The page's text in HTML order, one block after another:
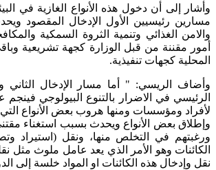
وأشار إلى أن دخول هذه الأنواع الغازية في
مسارين رئيسيين الأول الإدخال المقصود
والامن الغذائي وتنمية الثروة السمكية
أمور مقننة من قبل الوزارة كجهة تشريعية
المحلية كجهات تنفيذية.
وأضاف الريسي: " أما مسار الإدخال الثاني
الرئيسي في الاضرار بالتنوع البيولوجي
لأفراد ومؤسسات ومنها هروب بعض الأنواع التي
وإطلاق بعض الأنواع ويحدث بسبب استغناء
ورغبتهم في التخلص منها، ونقل (استيراد
الكائنات وهو الأمر الذي يعد عامل ملوث مثل
نقل وإدخال هذه الكائنات او المواد خلسة إلى